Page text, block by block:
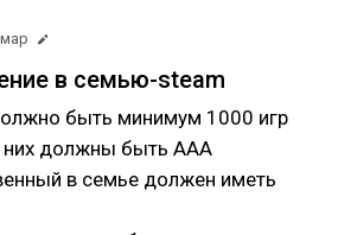
в семью-steam
быть минимум 1000 игр
них должны быть ААА
в семье должен иметь